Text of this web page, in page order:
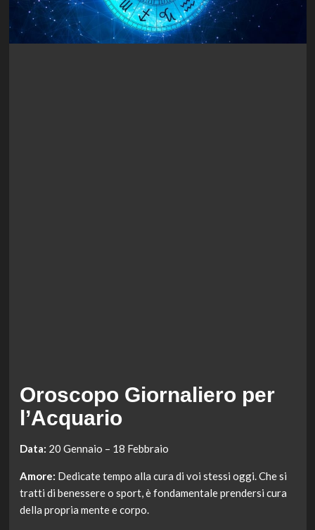
Oroscopo Giornaliero per
l’Acquario
Data: 20 Gennaio – 18 Febbraio
Amore: Dedicate tempo alla cura di voi stessi oggi. Che si
tratti di benessere o sport, è fondamentale prendersi cura
della propria mente e corpo.